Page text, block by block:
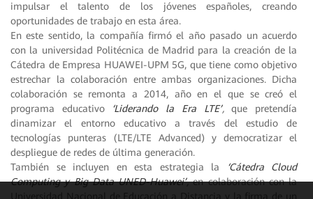
impulsar el talento de los jóvenes españoles, creando
oportunidades de trabajo en esta área.
En este sentido, la compañía firmó el año pasado un acuerdo
con la universidad Politécnica de Madrid para la creación de la
Cátedra de Empresa HUAWEI-UPM 5G, que tiene como objetivo
estrechar la colaboración entre ambas organizaciones. Dicha
colaboración se remonta a 2014, año en el que se creó el
programa educativo ‘Liderando la Era LTE’,que pretendía
dinamizar el entorno educativo a través del estudio de
tecnologías punteras (LTE/LTE Advanced) y democratizar el
despliegue de redes de última generación.
También se incluyen en esta estrategia la
‘Cátedra Cloud
Computing y Big Data UNED-Huawei’,en colaboración con la